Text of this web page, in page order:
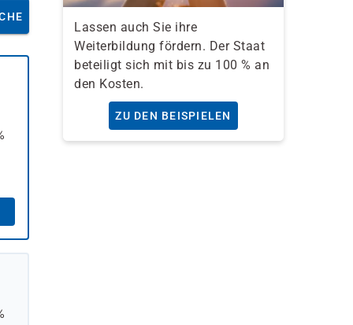
Lassen auch Sie ihre
Weiterbildung fördern. Der Staat
beteiligt sich mit bis zu 100 % an
den Kosten.
ZU DEN BEISPIELEN